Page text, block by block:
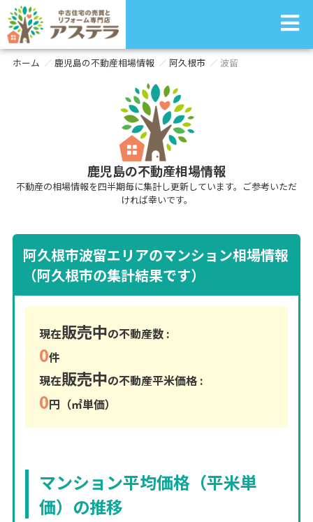
ホーム 鹿児島の不動産相場情報 阿久根市 波留
鹿児島の不動産相場情報
不動産の相場情報を四半期毎に集計し更新しています。ご参考いただ
ければ幸いです。
阿久根市波留エリアのマンション相場情報
（阿久根市の集計結果です）
現在販売中の不動産数 :
0件
現在販売中の不動産平米価格 :
0円（㎡単価）
マンション平均価格（平米単
価）の推移